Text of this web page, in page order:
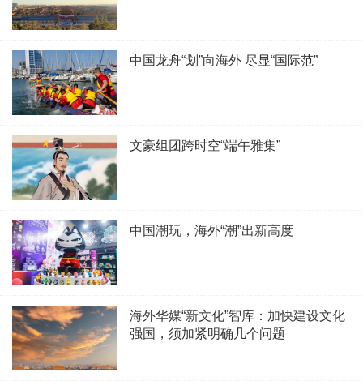
中国龙舟“划”向海外 尽显“国际范”
文豪组团跨时空“端午雅集”
中国潮玩，海外“潮”出新高度
海外华媒“新文化”智库：加快建设文化
强国，须加紧明确几个问题